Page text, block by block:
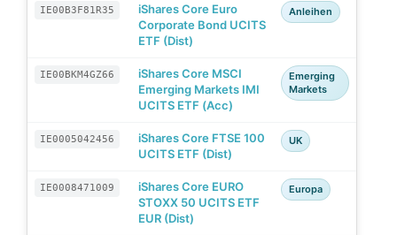
IE00B3F81R35
iShares Core Euro
Corporate Bond UCITS
ETF (Dist)
Anleihen
IE00BKM4GZ66
iShares Core MSCI
Emerging Markets IMI
UCITS ETF (Acc)
Emerging
Markets
IE0005042456
iShares Core FTSE 100
UCITS ETF (Dist)
UK
IE0008471009
iShares Core EURO
STOXX 50 UCITS ETF
EUR (Dist)
Europa